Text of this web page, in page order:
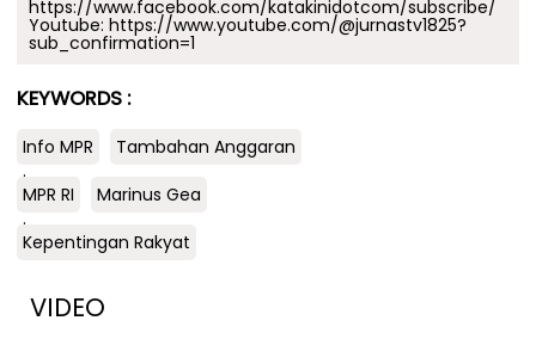
https://www.facebook.com/katakinidotcom/subscribe/
Youtube: https://www.youtube.com/@jurnastv1825?
sub_confirmation=1
KEYWORDS :
Info MPR
Tambahan Anggaran
.
MPR RI
Marinus Gea
.
Kepentingan Rakyat
VIDEO